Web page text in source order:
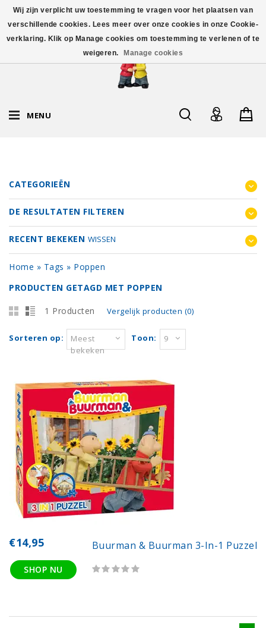
MENU
CATEGORIEËN
DE RESULTATEN FILTEREN
RECENT BEKEKEN WISSEN
Home » Tags » Poppen
PRODUCTEN GETAGD MET POPPEN
1 Producten Vergelijk producten (0)
Sorteren op:
Meest
bekeken
Toon: 9
Buurman & Buurman 3-In-1 Puzzel
€14,95
SHOP NU
Wij zijn verplicht uw toestemming te vragen voor het plaatsen van
verschillende cookies. Lees meer over onze cookies in onze Cookie-
verklaring. Klik op Manage cookies om toestemming te verlenen of te
weigeren.
Manage cookies